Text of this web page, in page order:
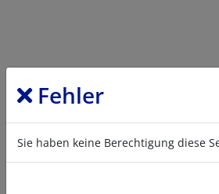
Fehler
Sie haben keine Berechtigung diese